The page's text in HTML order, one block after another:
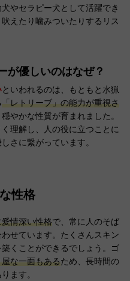
やセラピー犬として活躍でき
えたり噛みついたりするリス
が優しいのはなぜ？
といわれるのは、もともと水猟
「レトリーブ」の能力が重視さ
やかな性質が育まれました。
理解し、人の役に立つことに
さに繋がっています。
性格
情深い性格で、常に人のそば
せています。たくさんスキン
くことができるでしょう。ゴ
な一面もあるため、長時間の
ます。